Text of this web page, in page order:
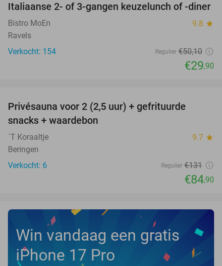
40%
Italiaanse 2- of 3-gangen keuzelunch of -diner
Bistro MoEn 9.8 star
Ravels
Verkocht: 154
Regulier €50,10
€29,90
TODAY
Privésauna voor 2 (2,5 uur) + gefrituurde
snacks + waardebon
´T Koraaltje 9.7 star
Beringen
Verkocht: 6
Regulier €131
€84,90
Win vandaag een gratis
iPhone 17 Pro